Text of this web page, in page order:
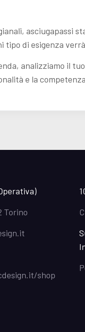
asciugapassi
tipo di esigenza
analizziamo il
e la
Torino
shop